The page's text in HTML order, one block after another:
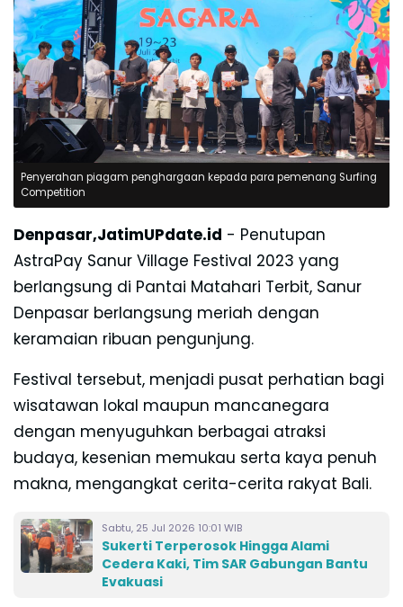
Penyerahan piagam penghargaan kepada para pemenang Surfing
Competition
Denpasar,JatimUPdate.id - Penutupan
AstraPay Sanur Village Festival 2023 yang
berlangsung di Pantai Matahari Terbit, Sanur
Denpasar berlangsung meriah dengan
keramaian ribuan pengunjung.
Festival tersebut, menjadi pusat perhatian bagi
wisatawan lokal maupun mancanegara
dengan menyuguhkan berbagai atraksi
budaya, kesenian memukau serta kaya penuh
makna, mengangkat cerita-cerita rakyat Bali.
Sabtu, 25 Jul 2026 10:01 WIB
Sukerti Terperosok Hingga Alami
Cedera Kaki, Tim SAR Gabungan Bantu
Evakuasi